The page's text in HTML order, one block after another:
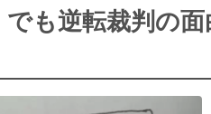
も逆転裁判の